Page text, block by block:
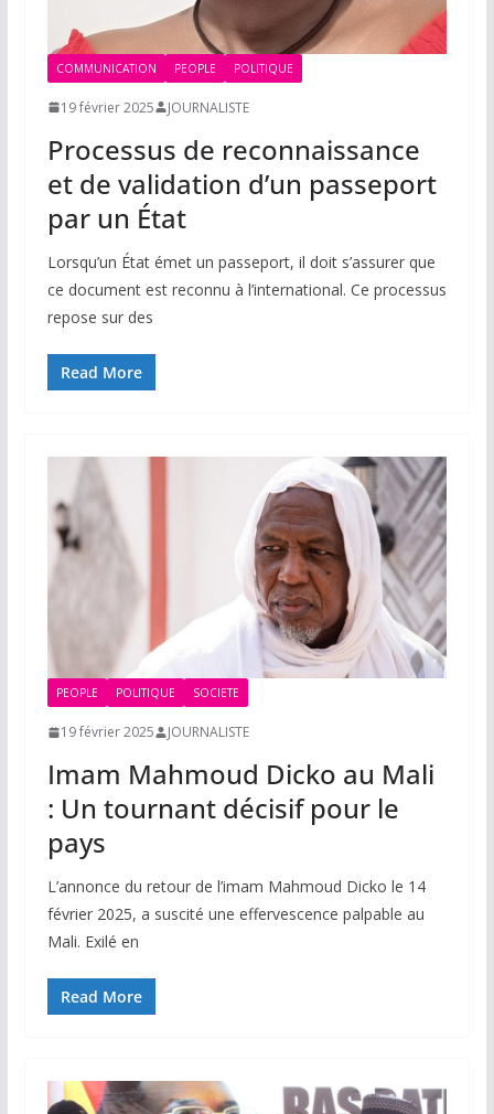
COMMUNICATION PEOPLE POLITIQUE
19 février 2025 JOURNALISTE
Processus de reconnaissance
et de validation d’un passeport
par un État
Lorsqu’un État émet un passeport, il doit s’assurer que
ce document est reconnu à l’international. Ce processus
repose sur des
Read More
PEOPLE POLITIQUE SOCIETE
19 février 2025 JOURNALISTE
Imam Mahmoud Dicko au Mali
: Un tournant décisif pour le
pays
L’annonce du retour de l’imam Mahmoud Dicko le 14
février 2025, a suscité une effervescence palpable au
Mali. Exilé en
Read More